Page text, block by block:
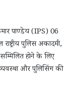
पाण्डेय (IPS) 06
पुलिस अकादमी,
होने के लिए
और पुलिसिंग की